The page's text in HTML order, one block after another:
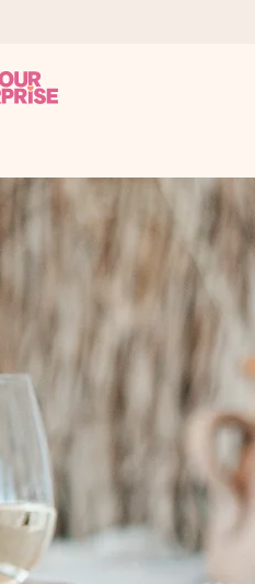
när det betyder som mest.
verkligen berör hennes hjärta.